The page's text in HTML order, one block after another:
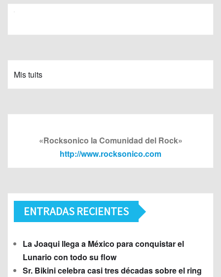
Mis tuits
«Rocksonico la Comunidad del Rock»
http://www.rocksonico.com
ENTRADAS RECIENTES
La Joaqui llega a México para conquistar el
Lunario con todo su flow
Sr. Bikini celebra casi tres décadas sobre el ring